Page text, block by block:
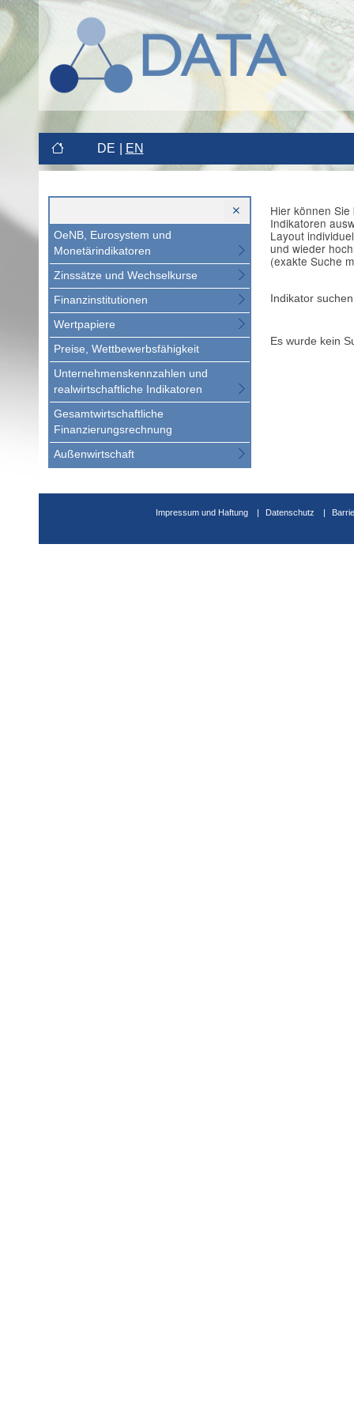
DE EN
OeNB, Eurosystem und
Monetärindikatoren
Zinssätze und Wechselkurse
Finanzinstitutionen
Wertpapiere
Preise, Wettbewerbsfähigkeit
Unternehmenskennzahlen und
realwirtschaftliche Indikatoren
Gesamtwirtschaftliche
Finanzierungsrechnung
Außenwirtschaft
Hier können
Indikatoren
Layout
und wieder
(exakte Suche
Indikator suchen
Es wurde kein
Impressum und Haftung Datenschutz